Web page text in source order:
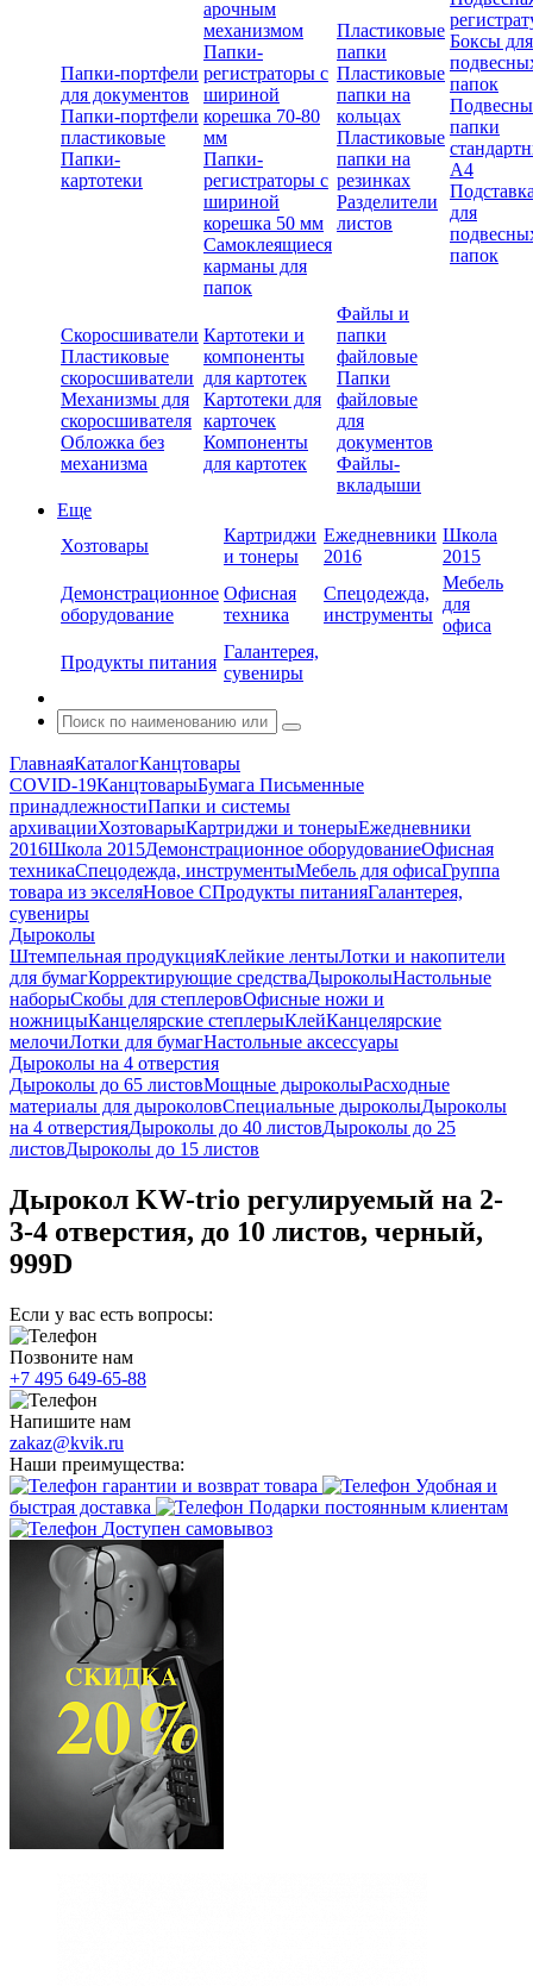
Папки-портфели
для документов
Папки-портфели
пластиковые
Папки-
картотеки
арочным
механизмом
Папки-
регистраторы с
шириной
корешка 70-80
мм
Папки-
регистраторы с
шириной
корешка 50 мм
Самоклеящиеся
карманы для
папок
Пластиковые
папки
Пластиковые
папки на
кольцах
Пластиковые
папки на
резинках
Разделители
листов
Боксы для
папок
папки
А4
для
папок
Скоросшиватели
Пластиковые
скоросшиватели
Механизмы для
скоросшивателя
Обложка без
механизма
Картотеки и
компоненты
для картотек
Картотеки для
карточек
Компоненты
для картотек
Файлы и
папки
файловые
Папки
файловые
для
документов
Файлы-
вкладыши
Еще
Хозтовары
Картриджи
и тонеры
Ежедневники
2016
Школа
2015
Демонстрационное
оборудование
Офисная
техника
Спецодежда,
инструменты
Мебель
для
офиса
Продукты питания
Галантерея,
сувениры
ГлавнаяКаталогКанцтовары
COVID-19КанцтоварыБумага Письменные
принадлежностиПапки и системы
архивацииХозтоварыКартриджи и тонерыЕжедневники
2016Школа 2015Демонстрационное оборудованиеОфисная
техникаСпецодежда, инструментыМебель для офисаГруппа
товара из экселяНовое СПродукты питанияГалантерея,
сувениры
Дыроколы
Штемпельная продукцияКлейкие лентыЛотки и накопители
для бумагКорректирующие средстваДыроколыНастольные
наборыСкобы для степлеровОфисные ножи и
ножницыКанцелярские степлерыКлейКанцелярские
мелочиЛотки для бумагНастольные аксессуары
Дыроколы на 4 отверстия
Дыроколы до 65 листовМощные дыроколыРасходные
материалы для дыроколовСпециальные дыроколыДыроколы
на 4 отверстияДыроколы до 40 листовДыроколы до 25
листовДыроколы до 15 листов
Дырокол KW-trio регулируемый на 2-
3-4 отверстия, до 10 листов, черный,
999D
Если у вас есть вопросы:
Позвоните нам
+7 495 649-65-88
Напишите нам
zakaz@kvik.ru
Наши преимущества:
гарантии и возврат товара
Удобная и
быстрая доставка
Подарки постоянным клиентам
Доступен самовывоз